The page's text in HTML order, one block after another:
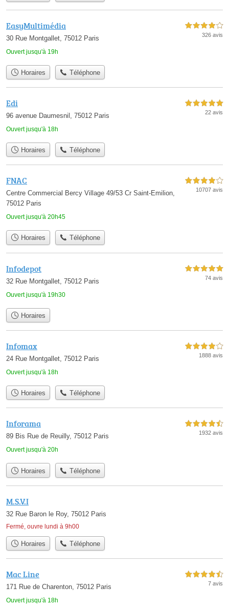
EasyMultimédia
30 Rue Montgallet, 75012 Paris
Ouvert jusqu'à 19h
4,0 étoiles sur 5
326 avis
Horaires Téléphone
Edi
96 avenue Daumesnil, 75012 Paris
Ouvert jusqu'à 18h
5,0 étoiles sur 5
22 avis
Horaires Téléphone
FNAC
Centre Commercial Bercy Village 49/53 Cr Saint-Emilion,
75012 Paris
Ouvert jusqu'à 20h45
4,0 étoiles sur 5
10707 avis
Horaires Téléphone
Infodepot
32 Rue Montgallet, 75012 Paris
Ouvert jusqu'à 19h30
5,0 étoiles sur 5
74 avis
Horaires
Infomax
24 Rue Montgallet, 75012 Paris
Ouvert jusqu'à 18h
4,0 étoiles sur 5
1888 avis
Horaires Téléphone
Inforama
89 Bis Rue de Reuilly, 75012 Paris
Ouvert jusqu'à 20h
4,5 étoiles sur 5
1932 avis
Horaires Téléphone
M.S.V.I
32 Rue Baron le Roy, 75012 Paris
Fermé, ouvre lundi à 9h00
Horaires Téléphone
Mac Line
171 Rue de Charenton, 75012 Paris
Ouvert jusqu'à 18h
4,5 étoiles sur 5
7 avis